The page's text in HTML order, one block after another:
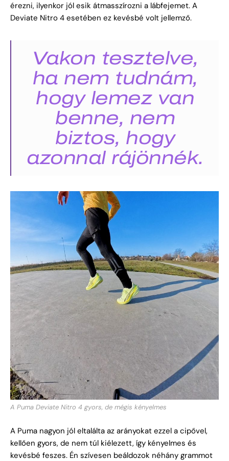
érezni, ilyenkor jól esik átmasszírozni a lábfejemet. A
Deviate Nitro 4 esetében ez kevésbé volt jellemző.
Vakon tesztelve,
ha nem tudnám,
hogy lemez van
benne, nem
biztos, hogy
azonnal rájönnék.
A Puma Deviate Nitro 4 gyors, de mégis kényelmes
A Puma nagyon jól eltalálta az arányokat ezzel a cipővel,
kellően gyors, de nem túl kiélezett, így kényelmes és
kevésbé feszes. Én szívesen beáldozok néhány grammot